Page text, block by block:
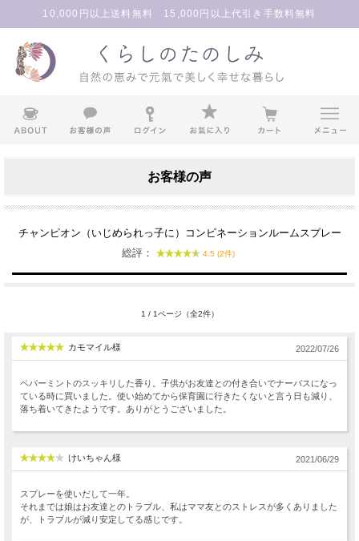
10,000円以上送料無料 15,000円以上代引き手数料無料
お客様の声
チャンピオン（いじめられっ子に）コンビネーションルームスプレー
総評：
4.5 (2件)
1 / 1ページ（全2件）
カモマイル様 2022/07/26
ペパーミントのスッキリした香り。子供がお友達との付き合いでナーバスになっ
ている時に買いました。使い始めてから保育園に行きたくないと言う日も減り、
落ち着いてきたようです。ありがとうございました。
けいちゃん様 2021/06/29
スプレーを使いだして一年。
それまでは娘はお友達とのトラブル、私はママ友とのストレスが多くありました
が、トラブルが減り安定してる感じです。